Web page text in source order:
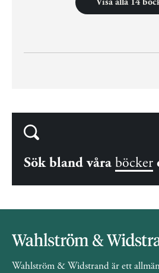
Sök bland våra böcker
Wahlström & Widstrand är ett